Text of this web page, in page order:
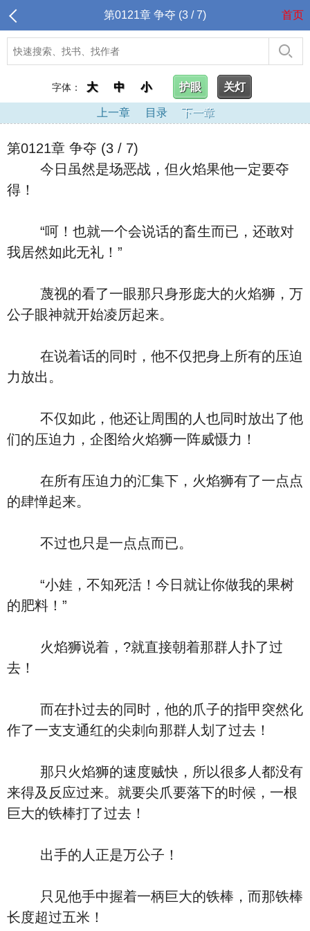
第0121章 争夺 (3 / 7) 首页
字体： 大 中 小 护眼 关灯
上一章 目录 下一章
第0121章 争夺 (3 / 7)
今日虽然是场恶战，但火焰果他一定要夺
得！
“呵！也就一个会说话的畜生而已，还敢对
我居然如此无礼！”
蔑视的看了一眼那只身形庞大的火焰狮，万
公子眼神就开始凌厉起来。
在说着话的同时，他不仅把身上所有的压迫
力放出。
不仅如此，他还让周围的人也同时放出了他
们的压迫力，企图给火焰狮一阵威慑力！
在所有压迫力的汇集下，火焰狮有了一点点
的肆惮起来。
不过也只是一点点而已。
“小娃，不知死活！今日就让你做我的果树
的肥料！”
火焰狮说着，?就直接朝着那群人扑了过
去！
而在扑过去的同时，他的爪子的指甲突然化
作了一支支通红的尖刺向那群人划了过去！
那只火焰狮的速度贼快，所以很多人都没有
来得及反应过来。就要尖爪要落下的时候，一根
巨大的铁棒打了过去！
出手的人正是万公子！
只见他手中握着一柄巨大的铁棒，而那铁棒
长度超过五米！